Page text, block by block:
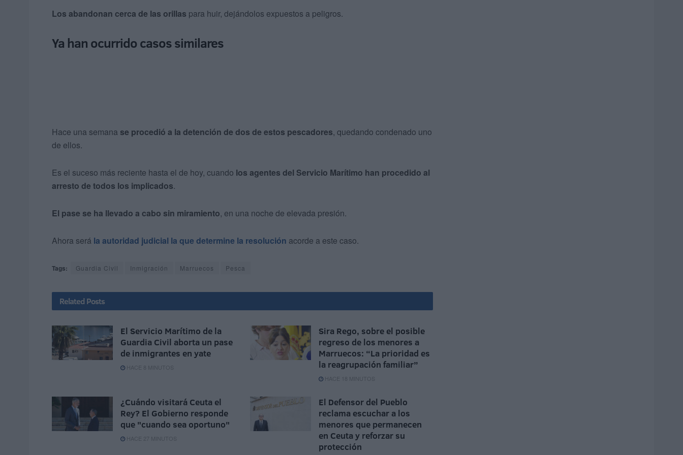
Los abandonan cerca de las orillas para huir, dejándolos expuestos a peligros.
Ya han ocurrido casos similares
Hace una semana se procedió a la detención de dos de estos pescadores, quedando condenado uno
de ellos.
Es el suceso más reciente hasta el de hoy, cuando los agentes del Servicio Marítimo han procedido al
arresto de todos los implicados.
El pase se ha llevado a cabo sin miramiento, en una noche de elevada presión.
Ahora será la autoridad judicial la que determine la resolución acorde a este caso.
Tags: Guardia Civil Inmigración Marruecos Pesca
Related Posts
El Servicio Marítimo de la
Guardia Civil aborta un pase
de inmigrantes en yate
HACE 8 MINUTOS
Sira Rego, sobre el posible
regreso de los menores a
Marruecos: “La prioridad es
la reagrupación familiar”
HACE 18 MINUTOS
¿Cuándo visitará Ceuta el
Rey? El Gobierno responde
que "cuando sea oportuno"
HACE 27 MINUTOS
El Defensor del Pueblo
reclama escuchar a los
menores que permanecen
en Ceuta y reforzar su
protección